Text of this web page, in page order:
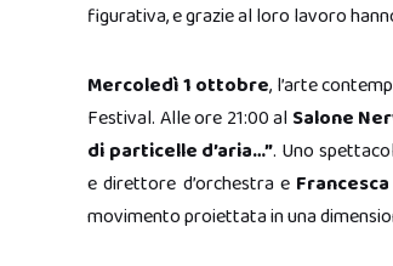
figurativa, e grazie al loro lavoro
Mercoledì 1 ottobre, l’arte
Festival. Alle ore 21:00 al Salone
di particelle d’aria…”. Uno
e direttore d’orchestra e
movimento proiettata in una